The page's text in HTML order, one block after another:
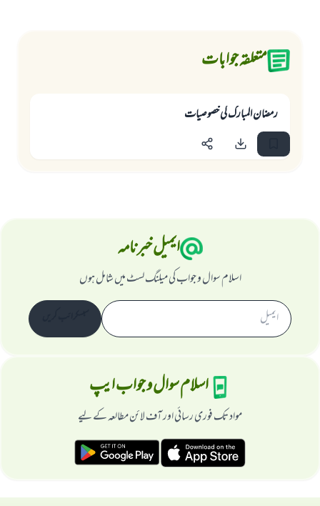
متعلقہ جوابات
رمضان المبارك كى خصوصيات
ایمیل خبرنامہ
اسلام سوال و جواب کی میلنگ لسٹ میں شامل ہوں
اسلام سوال و جواب ایپ
مواد تک فوری رسائی اور آف لائن مطالعہ کے لیے